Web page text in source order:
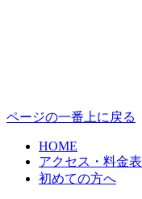
ページの一番上に戻る
HOME
アクセス・料金表
初めての方へ